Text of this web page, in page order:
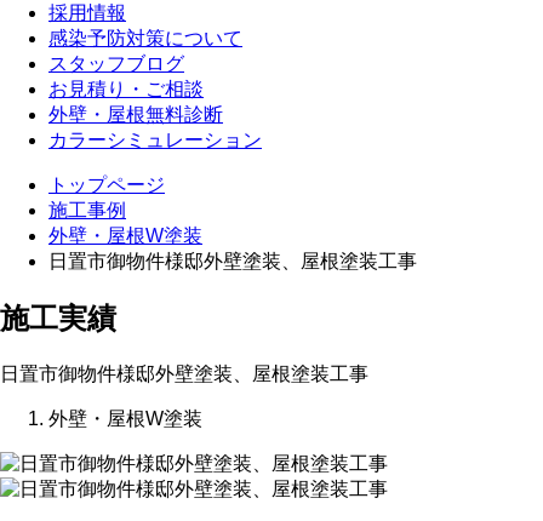
採用情報
感染予防対策について
スタッフブログ
お見積り・ご相談
外壁・屋根無料診断
カラーシミュレーション
トップページ
施工事例
外壁・屋根W塗装
日置市御物件様邸外壁塗装、屋根塗装工事
施工実績
日置市御物件様邸外壁塗装、屋根塗装工事
外壁・屋根W塗装